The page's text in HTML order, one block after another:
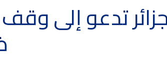
تدعو إلى